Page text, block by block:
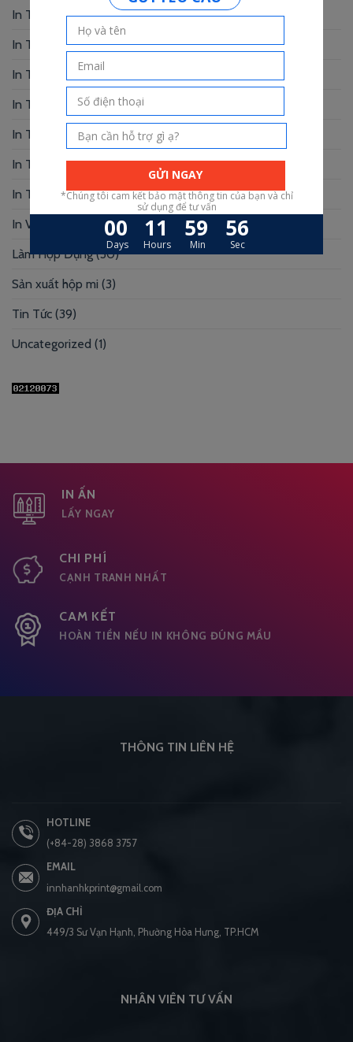
In Thiệp Chúc Mừng(6)
In Thiệp Cưới(33)
In Thiệp Mời (6)
In Tờ Rơi
In Tranh
In Truyện Tranh(4)
In Túi Giấy(10)
In Voucher
Làm Hộp Đựng(30)
Sản xuất hộp mi (3)
Tin Tức (39)
Uncategorized (1)
IN ẤN
LẤY NGAY
CHI PHÍ
CẠNH TRANH NHẤT
CAM KẾT
HOÀN TIỀN NẾU IN KHÔNG ĐÚNG MẦU
THÔNG TIN LIÊN HỆ
HOTLINE
(+84-28) 3868 3757
EMAIL
innhanhkprint@gmail.com
ĐỊA CHỈ
449/3 Sư Vạn Hạnh, Phường Hòa Hưng, TP.HCM
NHÂN VIÊN TƯ VẤN